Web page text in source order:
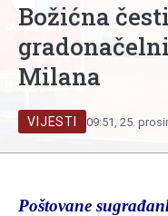
Božićna
Milana
VIJESTI 09:51, 25.
Poštovane